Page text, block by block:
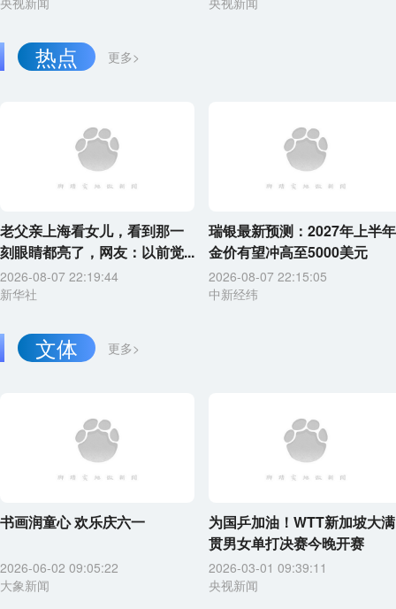
更多>
热点
老父亲上海看女儿，看到那一
刻眼睛都亮了，网友：以前觉...
2026-08-07 22:19:44
新华社
瑞银最新预测：2027年上半年
金价有望冲高至5000美元
2026-08-07 22:15:05
中新经纬
更多>
文体
书画润童心 欢乐庆六一
2026-06-02 09:05:22
大象新闻
为国乒加油！WTT新加坡大满
贯男女单打决赛今晚开赛
2026-03-01 09:39:11
央视新闻